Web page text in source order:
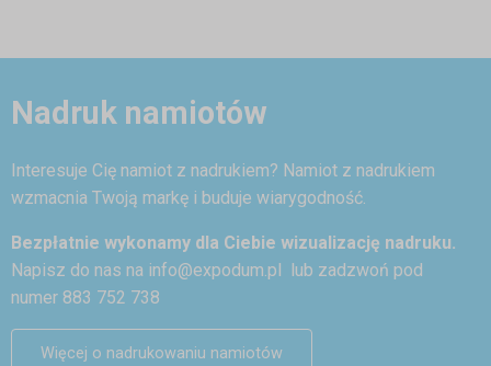
Nadruk namiotów
Interesuje Cię namiot z nadrukiem? Namiot z nadrukiem
wzmacnia Twoją markę i buduje wiarygodność.
Bezpłatnie wykonamy dla Ciebie wizualizację nadruku.
Napisz do nas na info@expodum.pl lub zadzwoń pod
numer 883 752 738
Więcej o nadrukowaniu namiotów